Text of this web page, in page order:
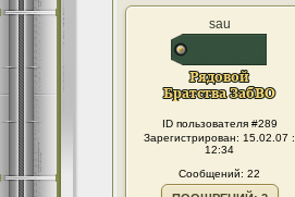
sau
ID пользователя #289
Зарегистрирован: 15.02.07 :
12:34
Сообщений: 22